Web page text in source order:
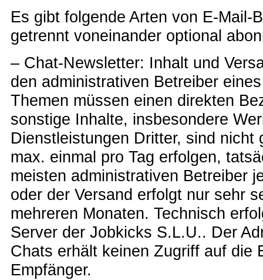
Es gibt folgende Arten von E-Mail-
getrennt voneinander optional
– Chat-Newsletter: Inhalt und
den administrativen Betreiber
Themen müssen einen direkten
sonstige Inhalte, insbesondere
Dienstleistungen Dritter, sind nicht
max. einmal pro Tag erfolgen,
meisten administrativen Betreiber
oder der Versand erfolgt nur sehr
mehreren Monaten. Technisch
Server der Jobkicks S.L.U.. Der
Chats erhält keinen Zugriff auf die
Empfänger.